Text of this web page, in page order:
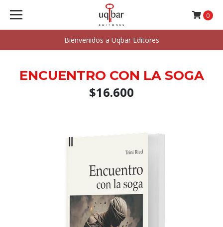
Bienvenidos a Uqbar Editores
0
ENCUENTRO CON LA SOGA
$16.600